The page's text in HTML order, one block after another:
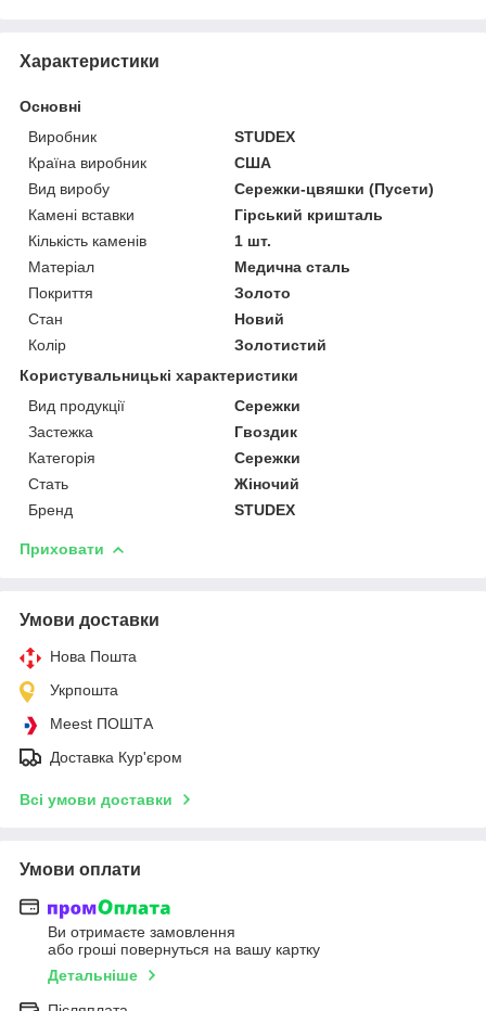
Характеристики
Основні
Виробник
STUDEX
Країна виробник
США
Вид виробу
Сережки-цвяшки (Пусети)
Камені вставки
Гірський кришталь
Кількість каменів
1 шт.
Матеріал
Медична сталь
Покриття
Золото
Стан
Новий
Колір
Золотистий
Користувальницькі характеристики
Вид продукції
Сережки
Застежка
Гвоздик
Категорія
Сережки
Стать
Жіночий
Бренд
STUDEX
Приховати
Умови доставки
Нова Пошта
Укрпошта
Meest ПОШТА
Доставка Кур'єром
Всі умови доставки
Умови оплати
Ви отримаєте замовлення
або гроші повернуться на вашу картку
Детальніше